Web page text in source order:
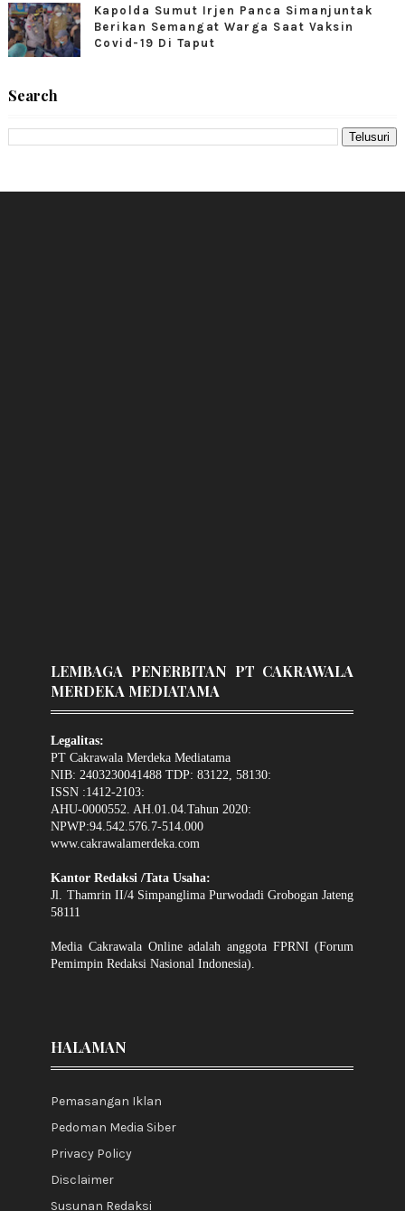
Kapolda Sumut Irjen Panca Simanjuntak
Berikan Semangat Warga Saat Vaksin
Covid-19 Di Taput
Search
LEMBAGA PENERBITAN PT CAKRAWALA
MERDEKA MEDIATAMA
Legalitas:
PT Cakrawala Merdeka Mediatama
NIB: 2403230041488 TDP: 83122, 58130:
ISSN :1412-2103:
AHU-0000552. AH.01.04.Tahun 2020:
NPWP:94.542.576.7-514.000
www.cakrawalamerdeka.com
Kantor Redaksi /Tata Usaha:
Jl. Thamrin II/4 Simpanglima Purwodadi Grobogan Jateng
58111
Media Cakrawala Online adalah anggota FPRNI (Forum
Pemimpin Redaksi Nasional Indonesia).
HALAMAN
Pemasangan Iklan
Pedoman Media Siber
Privacy Policy
Disclaimer
Susunan Redaksi